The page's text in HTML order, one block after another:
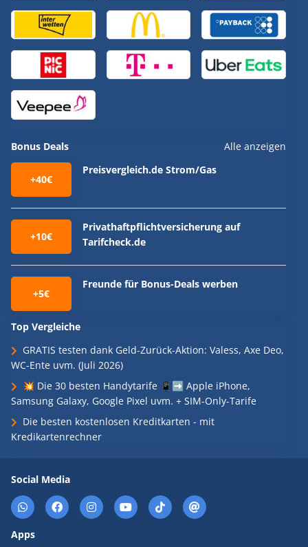
Bonus Deals Alle anzeigen
+40€
Preisvergleich.de Strom/Gas
+10€
Privathaftpflichtversicherung auf
Tarifcheck.de
+5€
Freunde für Bonus-Deals werben
Top Vergleiche
GRATIS testen dank Geld-Zurück-Aktion: Valess, Axe Deo,
WC-Ente uvm. (Juli 2026)
💥 Die 30 besten Handytarife 📱➡️ Apple iPhone,
Samsung Galaxy, Google Pixel uvm. + SIM-Only-Tarife
Die besten kostenlosen Kreditkarten - mit
Kredikartenrechner
Social Media
Apps